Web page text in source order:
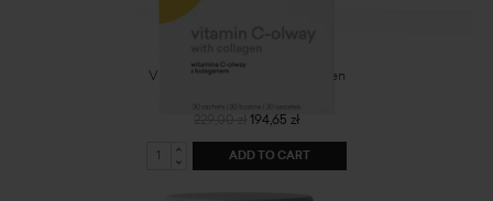
Vitamin C - olway with collagen
194,65 zł
ADD TO CART